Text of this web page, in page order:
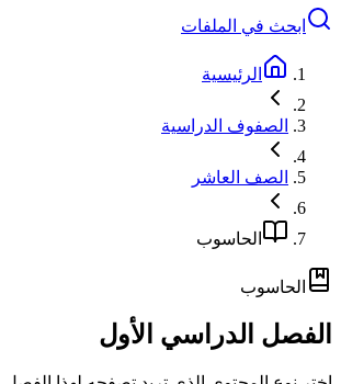
ابحث في الملفات
الرئيسية
الصفوف الدراسية
الصف العاشر
الحاسوب
الحاسوب
الفصل الدراسي الأول